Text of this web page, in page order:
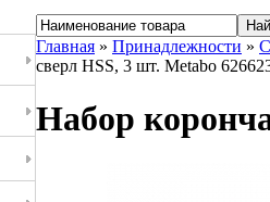
Главная » Принадлежности »
сверл HSS, 3 шт. Metabo
Набор